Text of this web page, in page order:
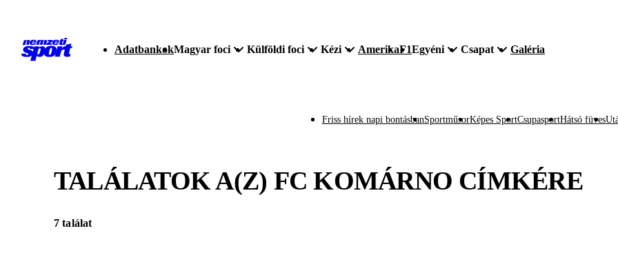
AdatbankokMagyar foci Külföldi foci Kézi AmerikaF1Egyéni Csapat Galéria
Friss hírek napi bontásbanSportműsorKépes SportCsupasportHátsó füves
TALÁLATOK A(Z) FC KOMÁRNO CÍMKÉRE
7 találat